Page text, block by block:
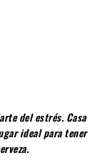
del estrés. Casa
ideal para tener